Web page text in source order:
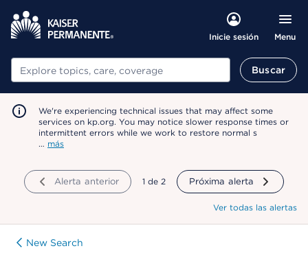
Inicie sesión Menu
Buscar Buscar
We're experiencing technical issues that may affect some
services on kp.org. You may notice slower response times or
intermittent errors while we work to restore normal s
… más
Alerta anterior mostrando
1 de 2 Próxima alerta
Ver todas las alertas
New Search